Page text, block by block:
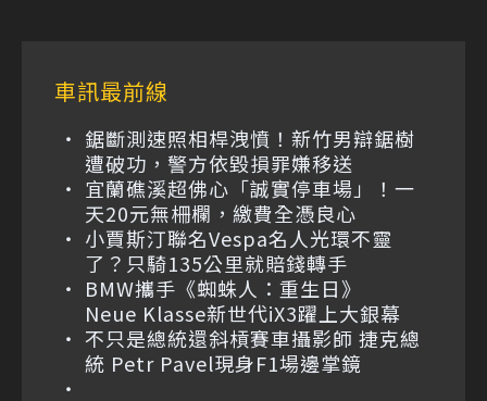
車訊最前線
鋸斷測速照相桿洩憤！新竹男辯鋸樹
遭破功，警方依毀損罪嫌移送
宜蘭礁溪超佛心「誠實停車場」！一
天20元無柵欄，繳費全憑良心
小賈斯汀聯名Vespa名人光環不靈
了？只騎135公里就賠錢轉手
BMW攜手《蜘蛛人：重生日》
Neue Klasse新世代iX3躍上大銀幕
不只是總統還斜槓賽車攝影師 捷克總
統 Petr Pavel現身F1場邊掌鏡